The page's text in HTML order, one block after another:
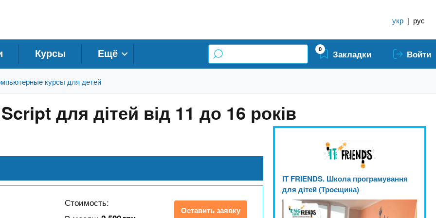
укр | рус
Курсы Ещё 0 Закладки Войти
курсы для детей
для дітей від 11 до 16 років
Стоимость:
Оставить заявку
IT FRIENDS. Школа програмування
для дітей (Троєщина)